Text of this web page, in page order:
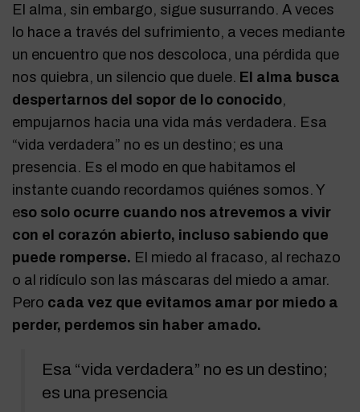
El alma, sin embargo, sigue susurrando. A veces
lo hace a través del sufrimiento, a veces mediante
un encuentro que nos descoloca, una pérdida que
nos quiebra, un silencio que duele. El alma busca
despertarnos del sopor de lo conocido,
empujarnos hacia una vida más verdadera. Esa
“vida verdadera” no es un destino; es una
presencia. Es el modo en que habitamos el
instante cuando recordamos quiénes somos. Y
eso solo ocurre cuando nos atrevemos a vivir
con el corazón abierto, incluso sabiendo que
puede romperse. El miedo al fracaso, al rechazo
o al ridículo son las máscaras del miedo a amar.
Pero cada vez que evitamos amar por miedo a
perder, perdemos sin haber amado.
Esa “vida verdadera” no es un destino;
es una presencia